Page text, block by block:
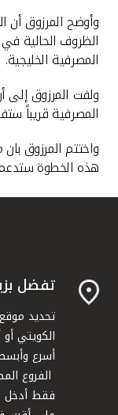
وأوضح المرزوق أن
الظروف الحالية
المصرفية الخليجية.
ولفت المرزوق إلى
المصرفية قريباً
هذه الخطوة ستدعم
تفضل
تحديد
الكويتي
أسرع
الفروع
فقط أدخل